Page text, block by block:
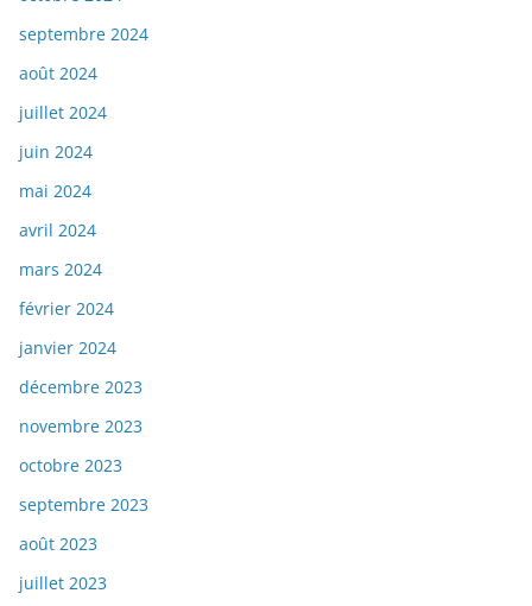
septembre 2024
août 2024
juillet 2024
juin 2024
mai 2024
avril 2024
mars 2024
février 2024
janvier 2024
décembre 2023
novembre 2023
octobre 2023
septembre 2023
août 2023
juillet 2023